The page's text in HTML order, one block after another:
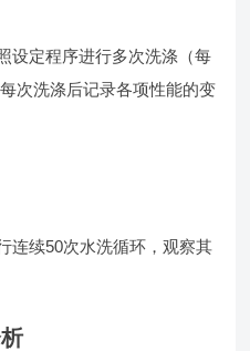
设定程序进行多次洗涤（每
次洗涤后记录各项性能的变
连续50次水洗循环，观察其